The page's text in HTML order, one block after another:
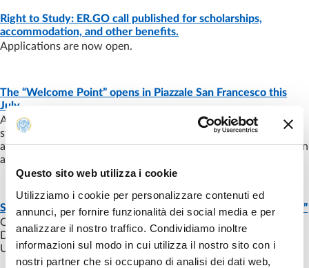
Questo sito web utilizza i cookie
Utilizziamo i cookie per personalizzare contenuti ed
annunci, per fornire funzionalità dei social media e per
analizzare il nostro traffico. Condividiamo inoltre
informazioni sul modo in cui utilizza il nostro sito con i
nostri partner che si occupano di analisi dei dati web,
NEWS- LAST UPDATE:26/06/2026
Right to Study: ER.GO call published for scholarships,
accommodation, and other benefits.
Applications are now open.
NEWS- LAST UPDATE:26/06/2026
The “Welcome Point” opens in Piazzale San Francesco this
July
A new reception point for prospective students, current
students, and incoming students: numerous service desks
available for information and assistance, catering to both Italian
and international users.
NEWS
Summer School “Corporate & Food Law: a Global Perspective”
On Monday, May 18, the Summer School organized by the
Department of Excellence in collaboration with Widener
University – Delaware Law School will begin.